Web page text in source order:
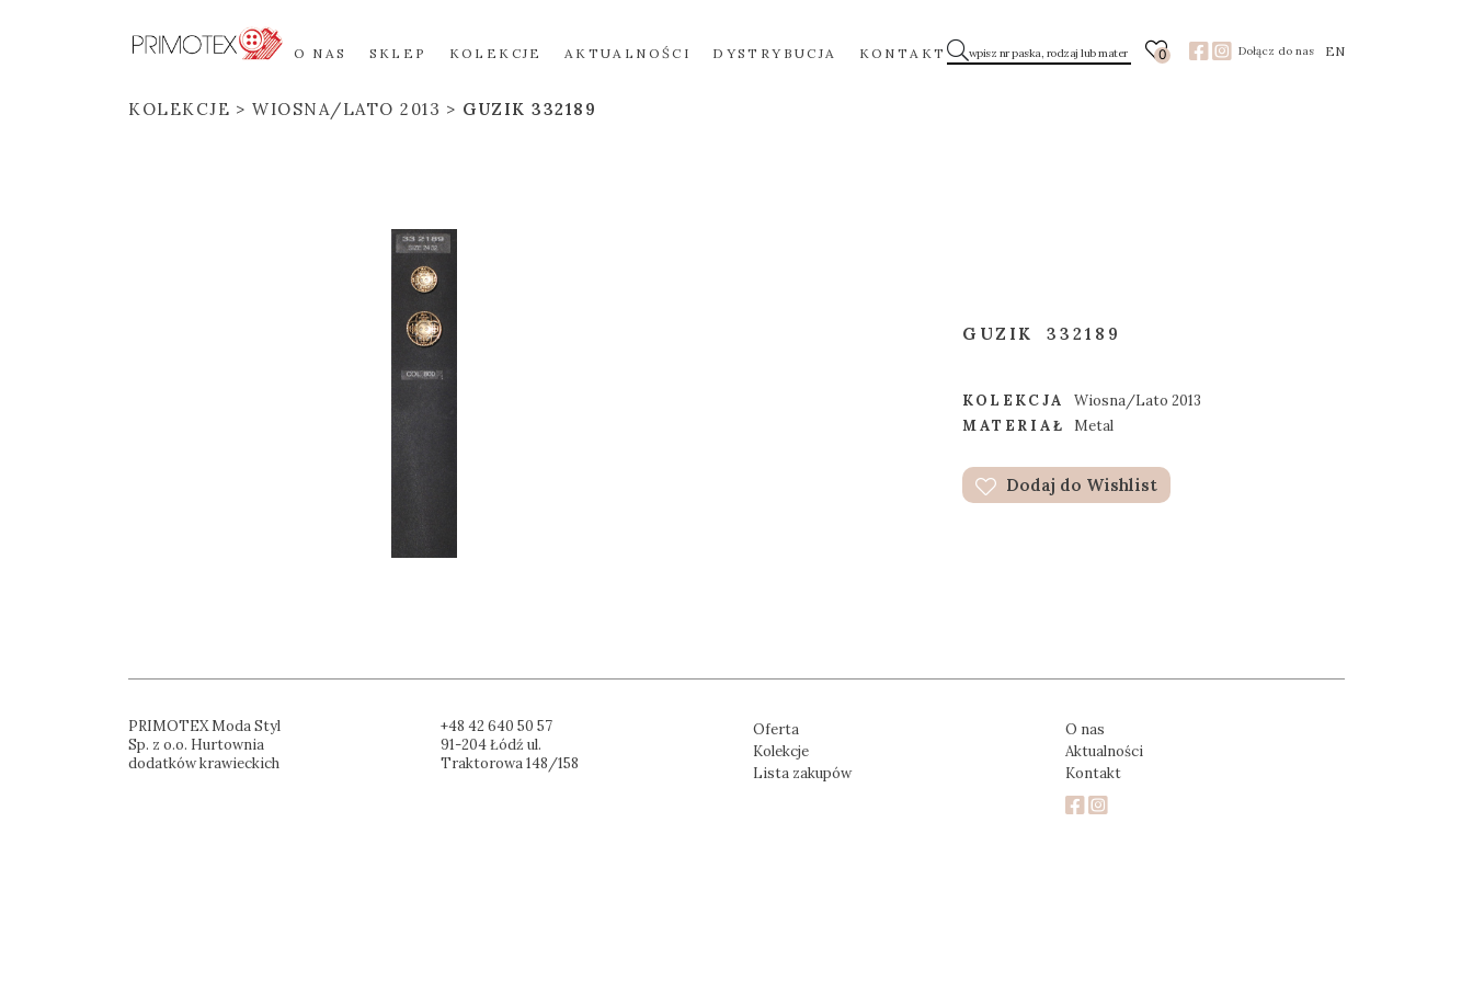
O NAS SKLEP KOLEKCJE AKTUALNOŚCI DYSTRYBUCJA KONTAKT 0 Dołącz do nas EN
KOLEKCJE WIOSNA/LATO 2013 GUZIK 332189
GUZIK 332189
KOLEKCJA
Wiosna/Lato 2013
MATERIAŁ
Metal
Dodaj do Wishlist
PRIMOTEX Moda Styl
Sp. z o.o. Hurtownia
dodatków krawieckich
+48 42 640 50 57
91-204 Łódź ul.
Traktorowa 148/158
Oferta
Kolekcje
Lista zakupów
O nas
Aktualności
Kontakt